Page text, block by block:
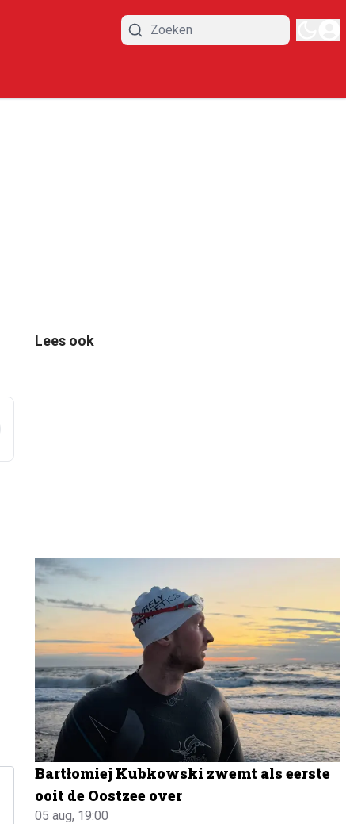
Lees ook
Bartłomiej Kubkowski zwemt als eerste
ooit de Oostzee over
05 aug, 19:00